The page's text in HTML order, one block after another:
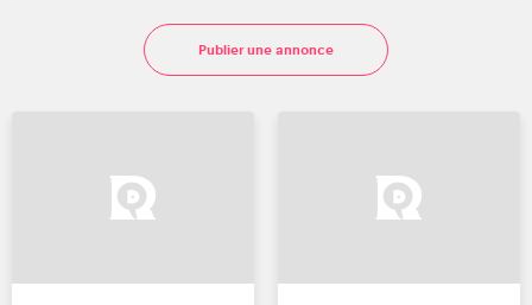
Publier une annonce